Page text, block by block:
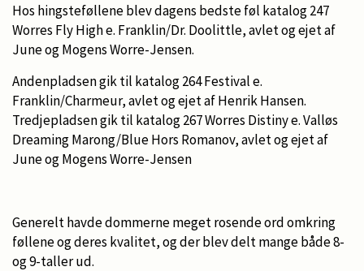
Hos hingsteføllene blev dagens bedste føl katalog 247
Worres Fly High e. Franklin/Dr. Doolittle, avlet og ejet af
June og Mogens Worre-Jensen.
Andenpladsen gik til katalog 264 Festival e.
Franklin/Charmeur, avlet og ejet af Henrik Hansen.
Tredjepladsen gik til katalog 267 Worres Distiny e. Valløs
Dreaming Marong/Blue Hors Romanov, avlet og ejet af
June og Mogens Worre-Jensen
Generelt havde dommerne meget rosende ord omkring
føllene og deres kvalitet, og der blev delt mange både 8-
og 9-taller ud.